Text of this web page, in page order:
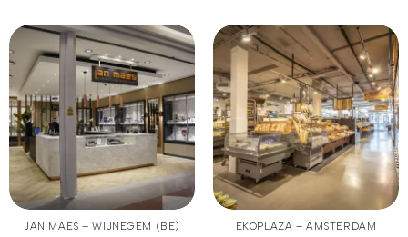
JAN MAES – WIJNEGEM (BE) EKOPLAZA – AMSTERDAM